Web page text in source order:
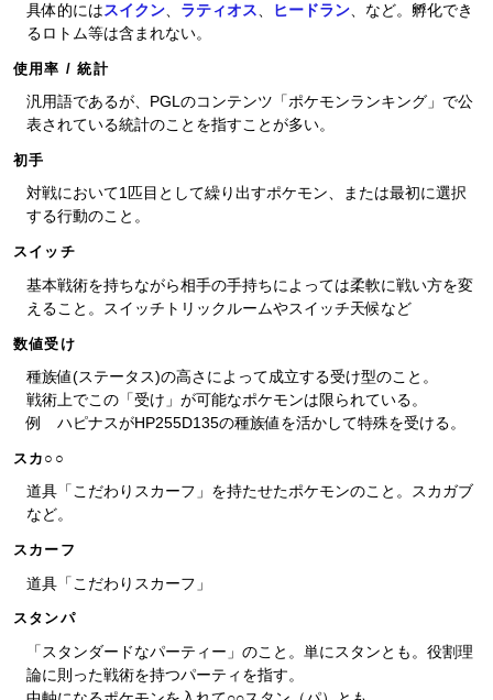
具体的には スイクン、 ラティオス ヒードラン、など。孵化でき
るロトム等は含まれない。
使用率 / 統計
汎用語であるが、PGLのコンテンツ「ポケモンランキング」で公
表されている統計のことを指すことが多い。
初手
対戦において1匹目として繰り出すポケモン、または最初に選択
する行動のこと。
スイッチ
基本戦術を持ちながら相手の手持ちによっては柔軟に戦い方を変
えること。スイッチトリックルームやスイッチ天候など
数値受け
種族値(ステータス)の高さによって成立する受け型のこと。
戦術上でこの「受け」が可能なポケモンは限られている。
例 ハピナスがHP255D135の種族値を活かして特殊を受ける。
スカ○○
道具「こだわりスカーフ」を持たせたポケモンのこと。スカガブ
など。
スカーフ
道具「こだわりスカーフ」
スタンパ
「スタンダードなパーティー」のこと。単にスタンとも。役割理
論に則った戦術を持つパーティを指す。